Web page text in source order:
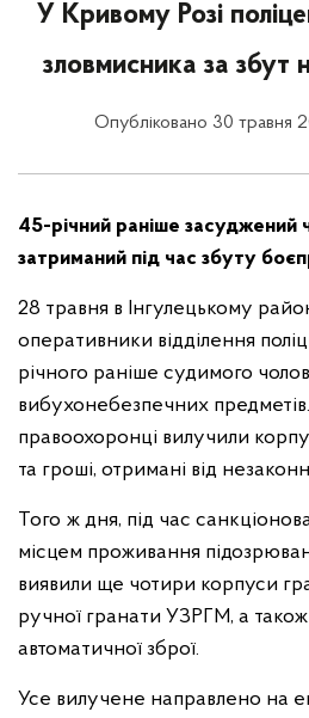
У Кривому Розі
зловмисника за збут
Опубліковано 30 травня
45-річний раніше засуджений
затриманий під час збуту
28 травня в Інгулецькому
оперативники відділення
річного раніше судимого
вибухонебезпечних
правоохоронці вилучили
та гроші, отримані від
Того ж дня, під час
місцем проживання
виявили ще чотири корпуси
ручної гранати УЗРГМ, а
автоматичної зброї.
Усе вилучене направлено на